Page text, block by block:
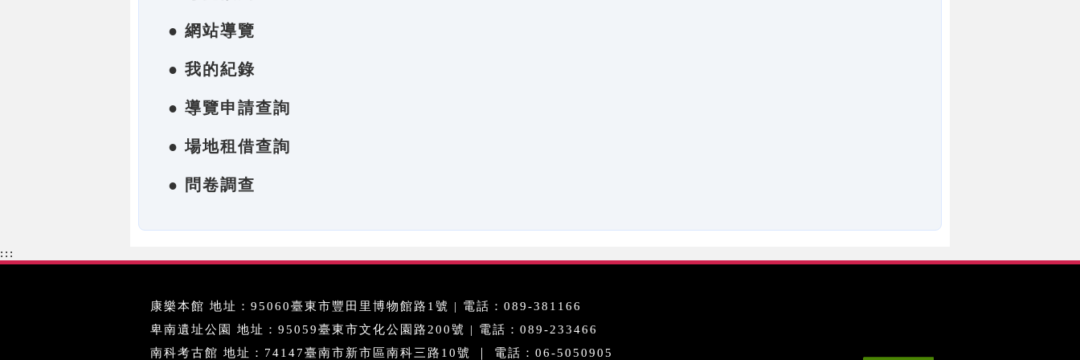
● 網站導覽
● 我的紀錄
● 導覽申請查詢
● 場地租借查詢
● 問卷調查
:::
康樂本館 地址：95060臺東市豐田里博物館路1號 | 電話：089-381166
卑南遺址公園 地址：95059臺東市文化公園路200號 | 電話：089-233466
南科考古館 地址：74147臺南市新市區南科三路10號 ｜ 電話：06-5050905